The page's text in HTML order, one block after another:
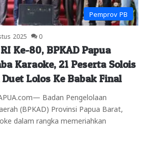
Pemprov PB
2025 0
Ke-80, BPKAD Papua
Karaoke, 21 Peserta Solois
Lolos Ke Babak Final
Badan Pengelolaan
(BPKAD) Provinsi Papua Barat,
dalam rangka memeriahkan